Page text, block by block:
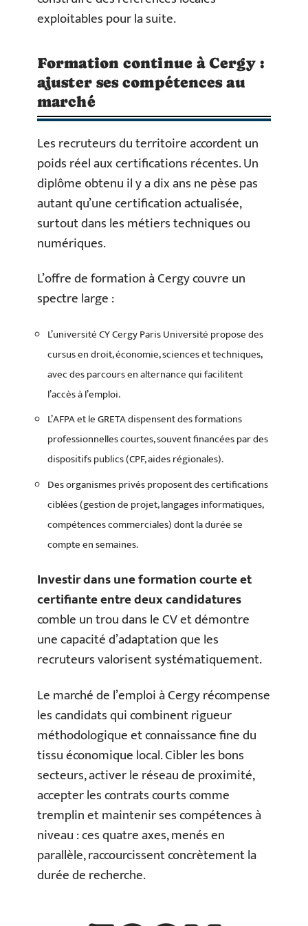
exploitables pour la suite.
Formation continue à Cergy :
ajuster ses compétences au
marché
Les recruteurs du territoire accordent un
poids réel aux certifications récentes. Un
diplôme obtenu il y a dix ans ne pèse pas
autant qu’une certification actualisée,
surtout dans les métiers techniques ou
numériques.
L’offre de formation à Cergy couvre un
spectre large :
L’université CY Cergy Paris Université propose des
cursus en droit, économie, sciences et techniques,
avec des parcours en alternance qui facilitent
l’accès à l’emploi.
L’AFPA et le GRETA dispensent des formations
professionnelles courtes, souvent financées par des
dispositifs publics (CPF, aides régionales).
Des organismes privés proposent des certifications
ciblées (gestion de projet, langages informatiques,
compétences commerciales) dont la durée se
compte en semaines.
Investir dans une formation courte et
certifiante entre deux candidatures
comble un trou dans le CV et démontre
une capacité d’adaptation que les
recruteurs valorisent systématiquement.
Le marché de l’emploi à Cergy récompense
les candidats qui combinent rigueur
méthodologique et connaissance fine du
tissu économique local. Cibler les bons
secteurs, activer le réseau de proximité,
accepter les contrats courts comme
tremplin et maintenir ses compétences à
niveau : ces quatre axes, menés en
parallèle, raccourcissent concrètement la
durée de recherche.